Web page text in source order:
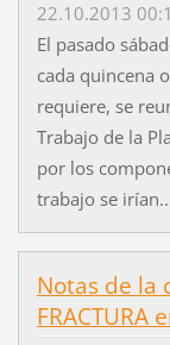
22.10.2013
El pasado
cada quincena
requiere, se
Trabajo de la
por los
trabajo se
Notas de la
FRACTURA